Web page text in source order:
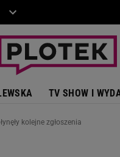
TV SHOW I
kolejne zgłoszenia